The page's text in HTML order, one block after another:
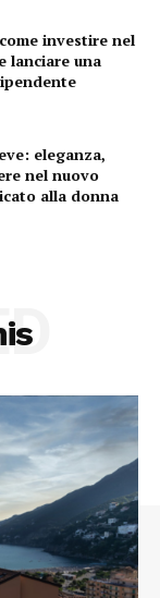
investire nel
lanciare una
eleganza,
nel nuovo
alla donna